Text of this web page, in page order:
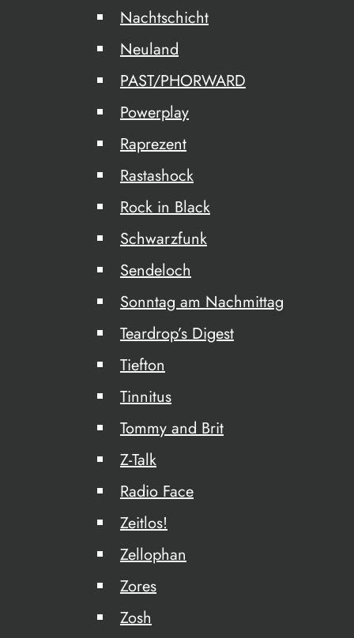
Nachtschicht
Neuland
PAST/PHORWARD
Powerplay
Raprezent
Rastashock
Rock in Black
Schwarzfunk
Sendeloch
Sonntag am Nachmittag
Teardrop’s Digest
Tiefton
Tinnitus
Tommy and Brit
Z-Talk
Radio Face
Zeitlos!
Zellophan
Zores
Zosh